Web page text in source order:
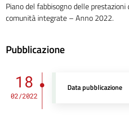
Piano del fabbisogno delle
comunità integrate – Anno 2022.
Pubblicazione
18
02/2022
Data pubblicazione